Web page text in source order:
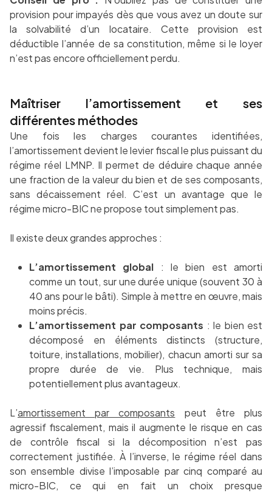
provision pour impayés dès que vous avez un doute sur
la solvabilité d’un locataire. Cette provision est
déductible l’année de sa constitution, même si le loyer
n’est pas encore officiellement perdu.
Maîtriser l’amortissement et ses
différentes méthodes
Une fois les charges courantes identifiées,
l’amortissement devient le levier fiscal le plus puissant du
régime réel LMNP. Il permet de déduire chaque année
une fraction de la valeur du bien et de ses composants,
sans décaissement réel. C’est un avantage que le
régime micro-BIC ne propose tout simplement pas.
Il existe deux grandes approches :
L’amortissement global : le bien est amorti
comme un tout, sur une durée unique (souvent 30 à
40 ans pour le bâti). Simple à mettre en œuvre, mais
moins précis.
L’amortissement par composants : le bien est
décomposé en éléments distincts (structure,
toiture, installations, mobilier), chacun amorti sur sa
propre durée de vie. Plus technique, mais
potentiellement plus avantageux.
L’amortissement par composants peut être plus
agressif fiscalement, mais il augmente le risque en cas
de contrôle fiscal si la décomposition n’est pas
correctement justifiée. À l’inverse, le régime réel dans
son ensemble divise l’imposable par cinq comparé au
micro-BIC, ce qui en fait un choix presque